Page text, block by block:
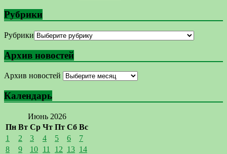
Рубрики
Рубрики
Архив новостей
Архив новостей
Календарь
Июнь 2026
Пн Вт Ср Чт Пт Сб Вс
1 2 3 4 5 6
7
8
9 10 11 12 13 14